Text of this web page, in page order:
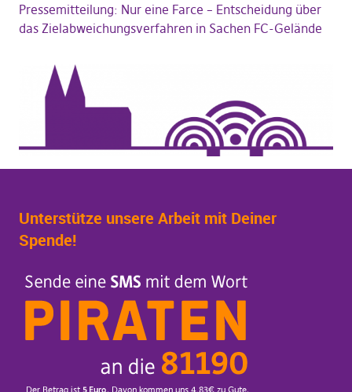
Pressemitteilung: Nur eine Farce – Entscheidung über
das Zielabweichungsverfahren in Sachen FC-Gelände
Unterstütze unsere Arbeit mit Deiner
Spende!